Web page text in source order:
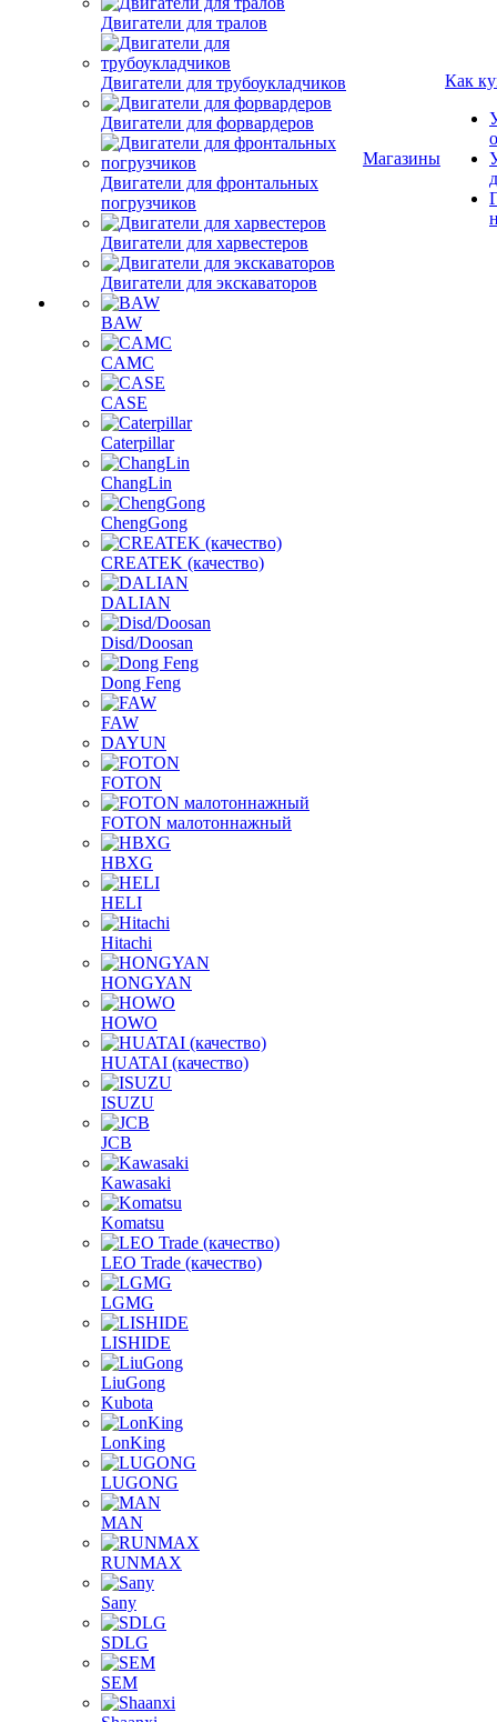
Двигатели для тралов
Двигатели для трубоукладчиков
Двигатели для форвардеров
Двигатели для фронтальных
погрузчиков
Двигатели для харвестеров
Двигатели для экскаваторов
BAW
CAMC
CASE
Caterpillar
ChangLin
ChengGong
CREATEK (качество)
DALIAN
Disd/Doosan
Dong Feng
FAW
DAYUN
FOTON
FOTON малотоннажный
HBXG
HELI
Hitachi
HONGYAN
HOWO
HUATAI (качество)
ISUZU
JCB
Kawasaki
Komatsu
LEO Trade (качество)
LGMG
LISHIDE
LiuGong
Kubota
LonKing
LUGONG
MAN
RUNMAX
Sany
SDLG
SEM